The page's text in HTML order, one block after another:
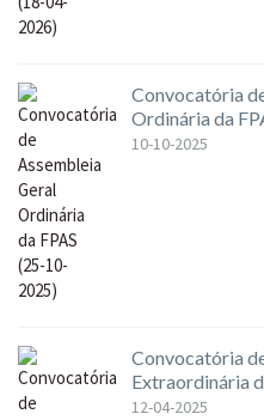
Convocatória
Ordinária da
10-10-2025
Convocatória
Extraordinária
12-04-2025